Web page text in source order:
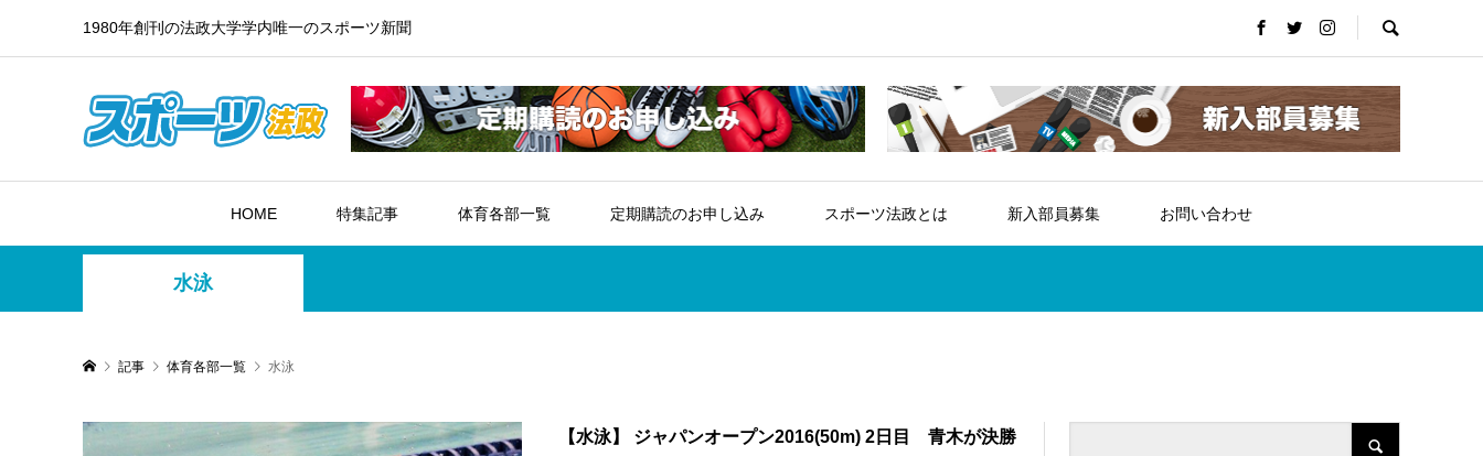
1980年創刊の法政大学学内唯一のスポーツ新聞
HOME 特集記事 体育各部一覧 定期購読のお申し込み スポーツ法政とは 新入部員募集 お問い合わせ
水泳
記事 体育各部一覧 水泳
【水泳】 ジャパンオープン2016(50m) 2日目 青木が決勝